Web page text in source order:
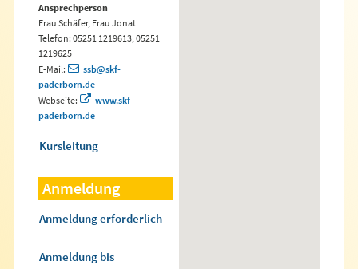
Ansprechperson
Frau Schäfer, Frau Jonat
Telefon: 05251 1219613, 05251
1219625
E-Mail:
ssb@skf-
paderborn.de
Webseite:
www.skf-
paderborn.de
Kursleitung
Anmeldung
Anmeldung erforderlich
-
Anmeldung bis